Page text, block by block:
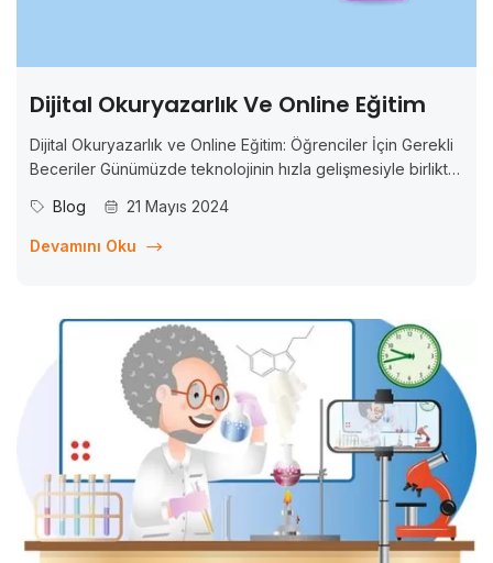
Dijital Okuryazarlık Ve Online Eğitim
Dijital Okuryazarlık ve Online Eğitim: Öğrenciler İçin Gerekli
Beceriler Günümüzde teknolojinin hızla gelişmesiyle birlikte,
gerçekleştirilmektedir. Bu dijitalleşme sürecinde,
öğrencilerin başarılı olmaları için gerekli olan becerilerin de
Blog 21 Mayıs 2024
Devamını Oku